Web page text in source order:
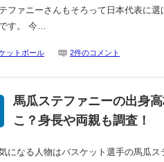
ファニーさんもそろって日本代表に
す。 今…
ットボール 2件のコメント
馬瓜ステファニーの出身
こ？身長や両親も調査！
になる人物はバスケット選手の馬瓜ス